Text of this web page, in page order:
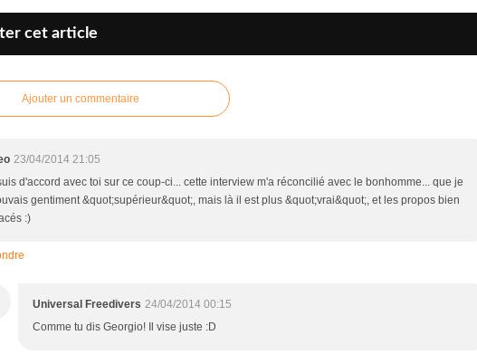
cet article
Ajouter un commentaire
23/04/2014 21:05
d'accord avec toi sur ce coup-ci... cette interview m'a réconcilié avec le bonhomme... que je
gentiment &quot;supérieur&quot;, mais là il est plus &quot;vrai&quot;, et les propos bien
:)
Universal Freedivers 24/04/2014 00:15
Comme tu dis Georgio! Il vise juste :D